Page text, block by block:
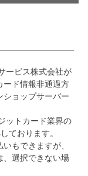
ービス株式会社が
ード情報非通過方
ショップサーバー
ットカード業界の
ております。
もできますが、
、選択できない場